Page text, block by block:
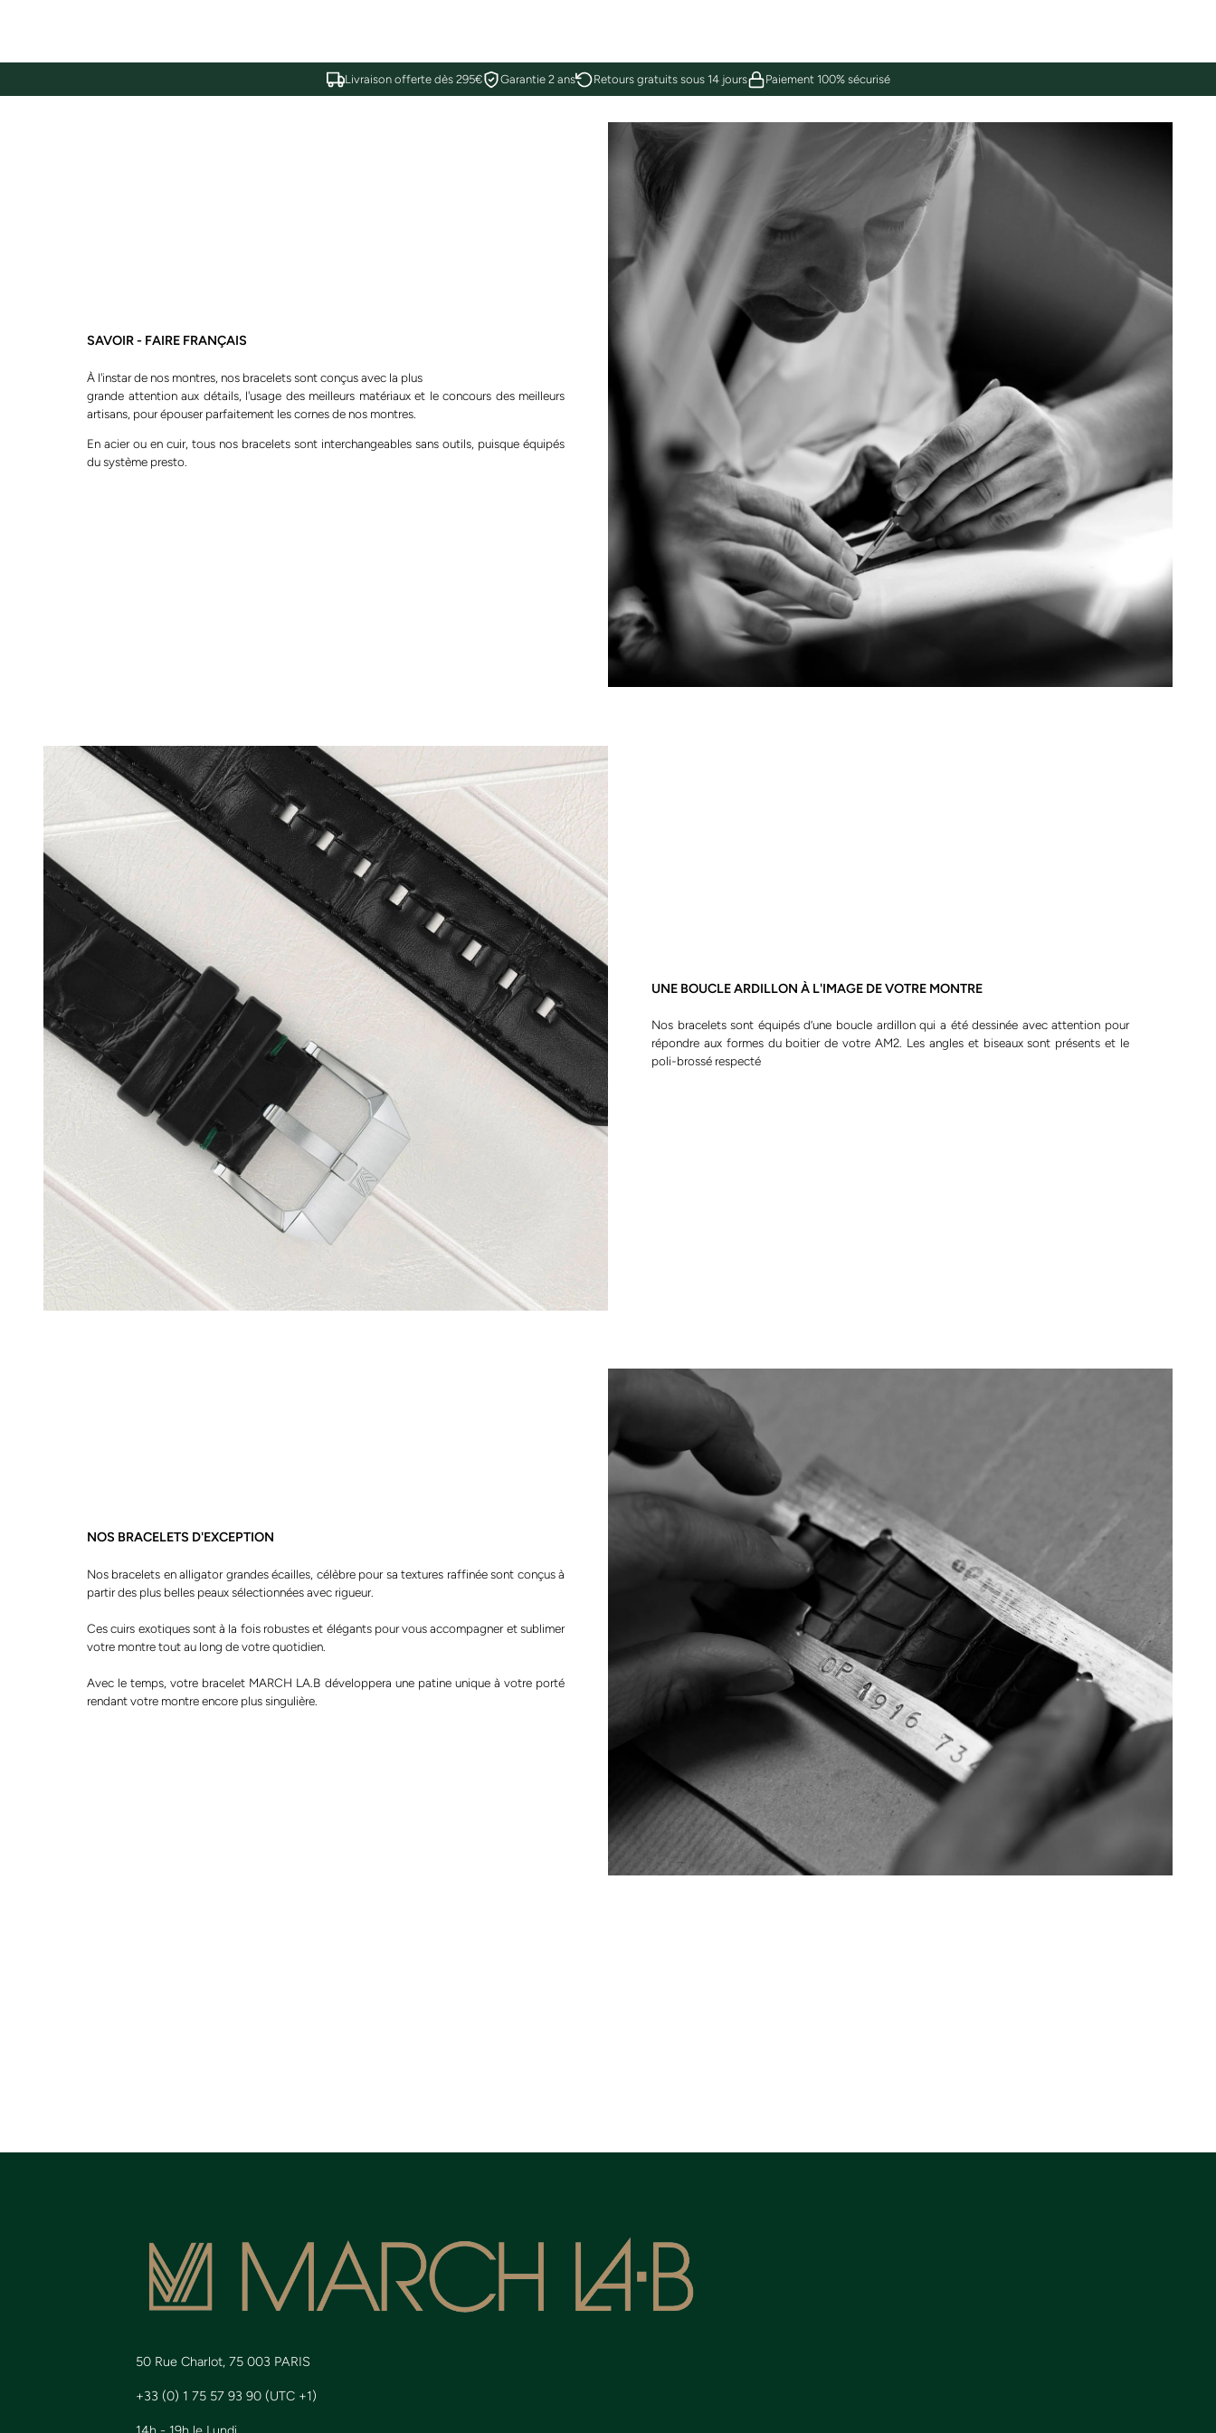
Livraison offerte dès 295€ Garantie 2 ans Retours gratuits sous 14 jours Paiement 100% sécurisé
SAVOIR - FAIRE FRANÇAIS
À l'instar de nos montres, nos bracelets sont conçus avec la plus
grande attention aux détails, l'usage des meilleurs matériaux et le concours des meilleurs
artisans, pour épouser parfaitement les cornes de nos montres.
En acier ou en cuir, tous nos bracelets sont interchangeables sans outils, puisque équipés
du système presto.
UNE BOUCLE ARDILLON À L'IMAGE DE VOTRE MONTRE
Nos bracelets sont équipés d’une boucle ardillon qui a été dessinée avec attention pour
répondre aux formes du boitier de votre AM2. Les angles et biseaux sont présents et le
poli-brossé respecté
NOS BRACELETS D'EXCEPTION
Nos bracelets en alligator grandes écailles, célèbre pour sa textures raffinée sont conçus à
partir des plus belles peaux sélectionnées avec rigueur.
Ces cuirs exotiques sont à la fois robustes et élégants pour vous accompagner et sublimer
votre montre tout au long de votre quotidien.
Avec le temps, votre bracelet MARCH LA.B développera une patine unique à votre porté
rendant votre montre encore plus singulière.
50 Rue Charlot, 75 003 PARIS
+33 (0) 1 75 57 93 90 (UTC +1)